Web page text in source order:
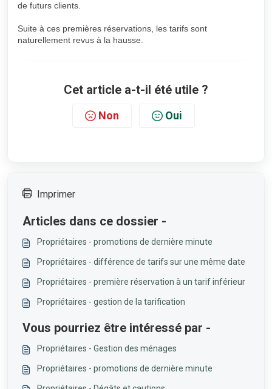
de futurs clients.
Suite à ces premières réservations, les tarifs sont
naturellement revus à la hausse.
Cet article a-t-il été utile ?
Non Oui
Imprimer
Articles dans ce dossier -
Propriétaires - promotions de dernière minute
Propriétaires - différence de tarifs sur une même date
Propriétaires - première réservation à un tarif inférieur
Propriétaires - gestion de la tarification
Vous pourriez être intéressé par -
Propriétaires - Gestion des ménages
Propriétaires - promotions de dernière minute